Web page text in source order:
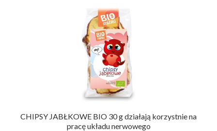
CHIPSY JABŁKOWE BIO 30 g działają korzystnie na
pracę układu nerwowego